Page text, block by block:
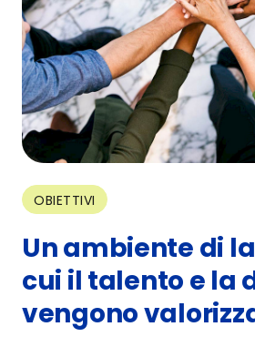
OBIETTIVI
Un ambiente di
cui il talento e la
vengono